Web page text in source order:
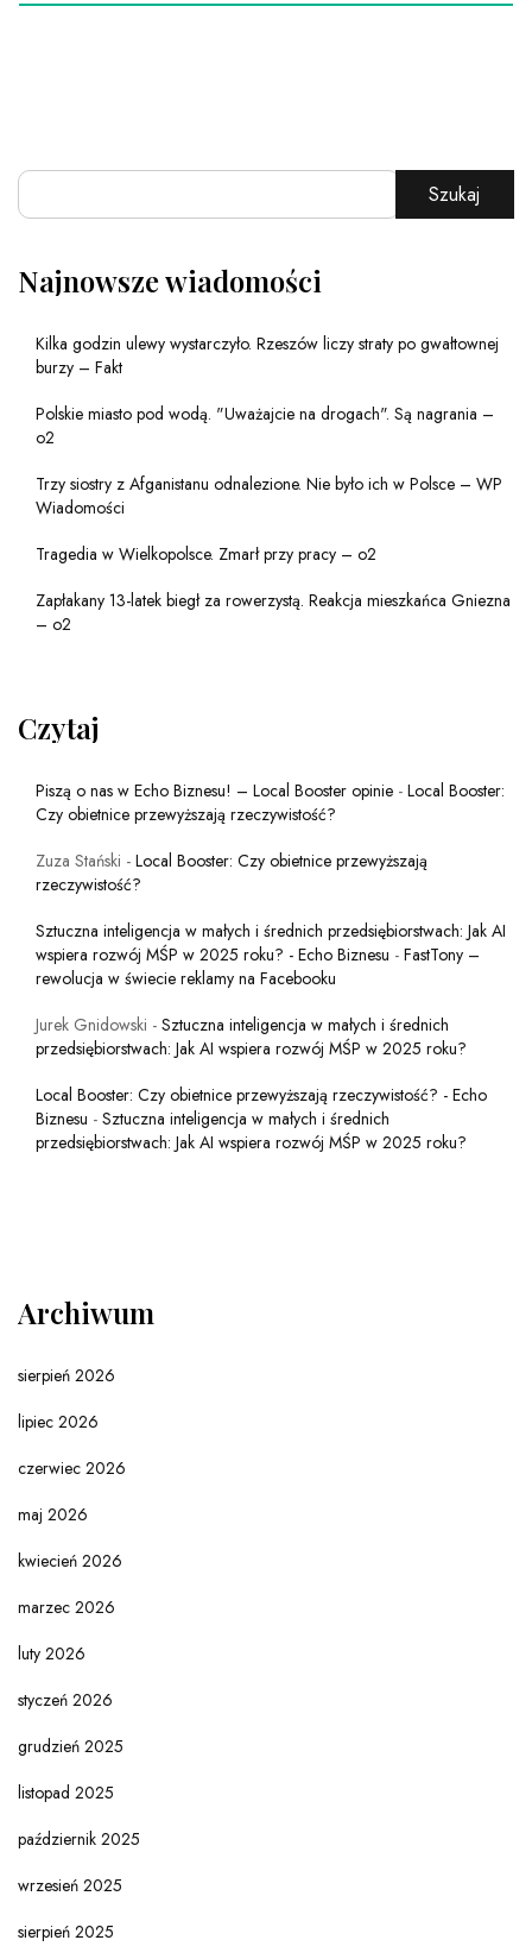
Szukaj
Najnowsze wiadomości
Kilka godzin ulewy wystarczyło. Rzeszów liczy straty po gwałtownej
burzy – Fakt
Polskie miasto pod wodą. "Uważajcie na drogach". Są nagrania –
o2
Trzy siostry z Afganistanu odnalezione. Nie było ich w Polsce – WP
Wiadomości
Tragedia w Wielkopolsce. Zmarł przy pracy – o2
Zapłakany 13-latek biegł za rowerzystą. Reakcja mieszkańca Gniezna
– o2
Czytaj
Piszą o nas w Echo Biznesu! – Local Booster opinie - Local Booster:
Czy obietnice przewyższają rzeczywistość?
Zuza Stański - Local Booster: Czy obietnice przewyższają
rzeczywistość?
Sztuczna inteligencja w małych i średnich przedsiębiorstwach: Jak AI
wspiera rozwój MŚP w 2025 roku? - Echo Biznesu - FastTony –
rewolucja w świecie reklamy na Facebooku
Jurek Gnidowski - Sztuczna inteligencja w małych i średnich
przedsiębiorstwach: Jak AI wspiera rozwój MŚP w 2025 roku?
Local Booster: Czy obietnice przewyższają rzeczywistość? - Echo
Biznesu - Sztuczna inteligencja w małych i średnich
przedsiębiorstwach: Jak AI wspiera rozwój MŚP w 2025 roku?
Archiwum
sierpień 2026
lipiec 2026
czerwiec 2026
maj 2026
kwiecień 2026
marzec 2026
luty 2026
styczeń 2026
grudzień 2025
listopad 2025
październik 2025
wrzesień 2025
sierpień 2025